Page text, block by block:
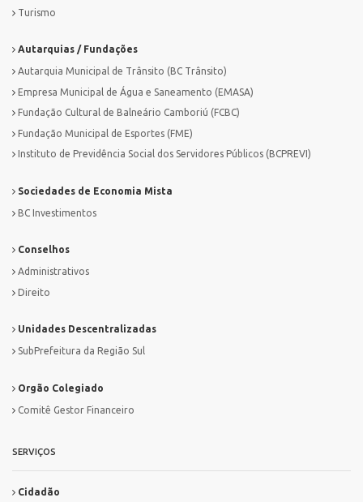
Turismo
Autarquias / Fundações
Autarquia Municipal de Trânsito (BC Trânsito)
Empresa Municipal de Água e Saneamento (EMASA)
Fundação Cultural de Balneário Camboriú (FCBC)
Fundação Municipal de Esportes (FME)
Instituto de Previdência Social dos Servidores Públicos (BCPREVI)
Sociedades de Economia Mista
BC Investimentos
Conselhos
Administrativos
Direito
Unidades Descentralizadas
SubPrefeitura da Região Sul
Orgão Colegiado
Comitê Gestor Financeiro
SERVIÇOS
Cidadão